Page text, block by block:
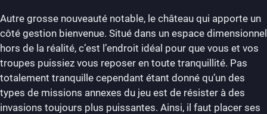
Autre grosse nouveauté notable, le château qui apporte un
côté gestion bienvenue. Situé dans un espace dimensionnel
hors de la réalité, c’est l’endroit idéal pour que vous et vos
troupes puissiez vous reposer en toute tranquillité. Pas
totalement tranquille cependant étant donné qu’un des
types de missions annexes du jeu est de résister à des
invasions toujours plus puissantes. Ainsi, il faut placer ses